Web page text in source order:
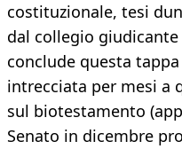
costituzionale, tesi
dal collegio
conclude questa
intrecciata per mesi a
sul biotestamento
Senato in dicembre